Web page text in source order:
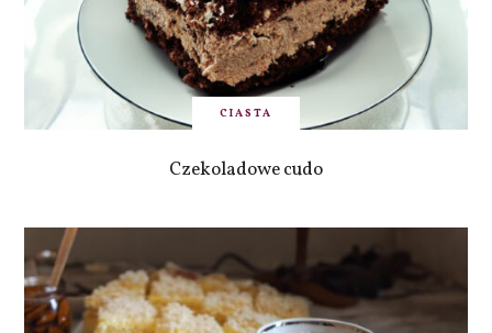
CIASTA
Czekoladowe cudo